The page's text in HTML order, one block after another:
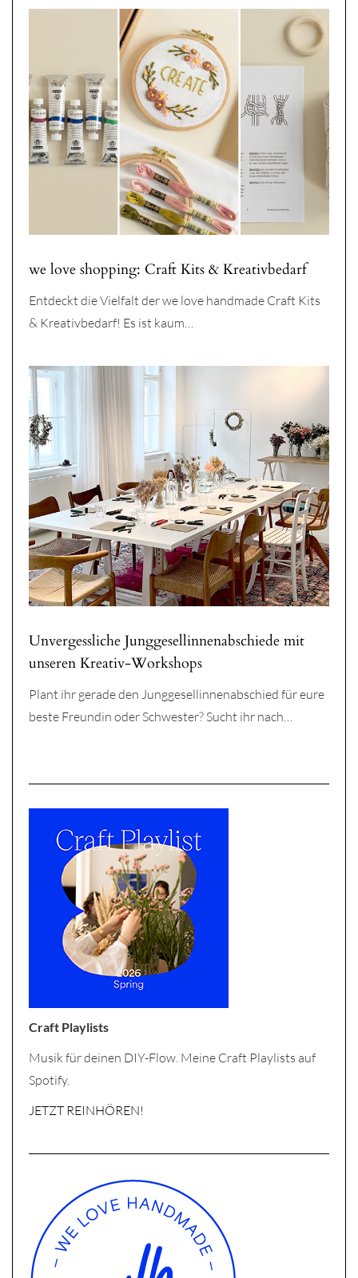
we love shopping: Craft Kits & Kreativbedarf
Entdeckt die Vielfalt der we love handmade Craft Kits
& Kreativbedarf! Es ist kaum…
Unvergessliche Junggesellinnenabschiede mit
unseren Kreativ-Workshops
Plant ihr gerade den Junggesellinnenabschied für eure
beste Freundin oder Schwester? Sucht ihr nach…
Craft Playlists
Musik für deinen DIY-Flow. Meine Craft Playlists auf
Spotify.
JETZT REINHÖREN!